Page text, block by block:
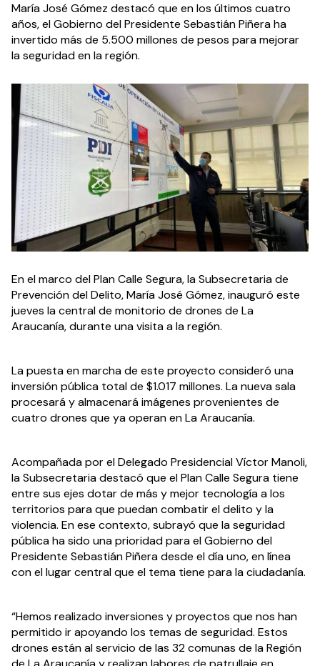
María José Gómez destacó que en los últimos cuatro
años, el Gobierno del Presidente Sebastián Piñera ha
invertido más de 5.500 millones de pesos para mejorar
la seguridad en la región.
En el marco del Plan Calle Segura, la Subsecretaria de
Prevención del Delito, María José Gómez, inauguró este
jueves la central de monitorio de drones de La
Araucanía, durante una visita a la región.
La puesta en marcha de este proyecto consideró una
inversión pública total de $1.017 millones. La nueva sala
procesará y almacenará imágenes provenientes de
cuatro drones que ya operan en La Araucanía.
Acompañada por el Delegado Presidencial Víctor Manoli,
la Subsecretaria destacó que el Plan Calle Segura tiene
entre sus ejes dotar de más y mejor tecnología a los
territorios para que puedan combatir el delito y la
violencia. En ese contexto, subrayó que la seguridad
pública ha sido una prioridad para el Gobierno del
Presidente Sebastián Piñera desde el día uno, en línea
con el lugar central que el tema tiene para la ciudadanía.
“Hemos realizado inversiones y proyectos que nos han
permitido ir apoyando los temas de seguridad. Estos
drones están al servicio de las 32 comunas de la Región